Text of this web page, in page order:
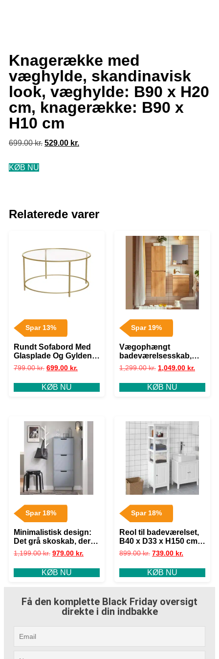
Knagerække med
væghylde, skandinavisk
look, væghylde: B90 x H20
cm, knagerække: B90 x
H10 cm
699.00kr. 529.00 kr.
KØB NU
Relaterede varer
Spar 13%
Rundt Sofabord Med
Glasplade Og Gylden
Jernramme, 84x84x46
799.00kr. 699.00 kr.
KØB NU
Spar 19%
Vægophængt
badeværelsesskab,
L35xB30xH120 cm,
naturfarvet
1,299.00kr. 1,049.00 kr.
KØB NU
Spar 18%
Minimalistisk design:
Det grå skoskab, der
passer til ethvert hjem!
1,199.00kr. 979.00 kr.
KØB NU
Spar 18%
Reol til badeværelset,
B40 x D33 x H150 cm,
hvid
899.00kr. 739.00 kr.
KØB NU
Få den komplette Black Friday oversigt
direkte i din indbakke